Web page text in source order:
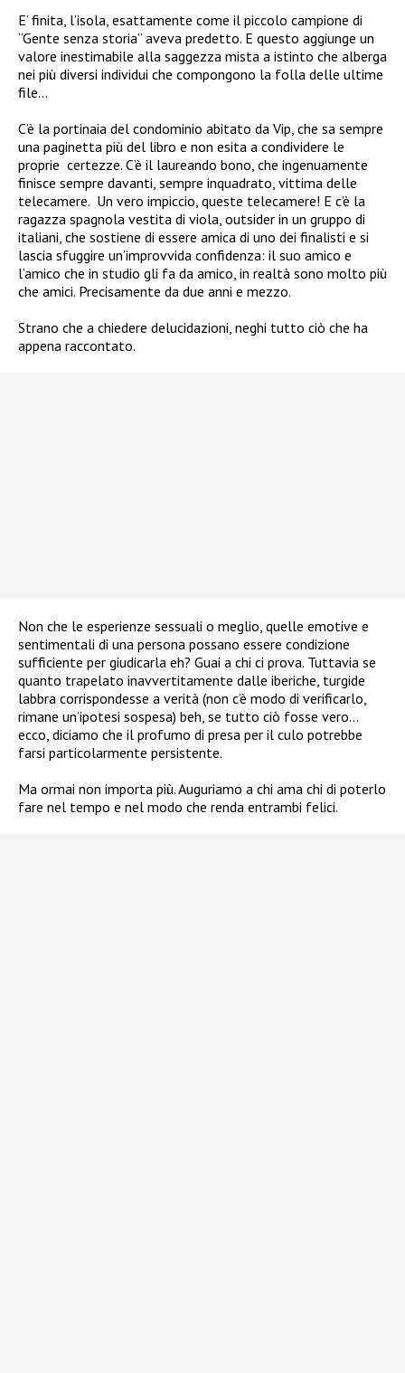
E’ finita, l’isola, esattamente come il piccolo campione di
“Gente senza storia” aveva predetto. E questo aggiunge un
valore inestimabile alla saggezza mista a istinto che alberga
nei più diversi individui che compongono la folla delle ultime
file…
C’è la portinaia del condominio abitato da Vip, che sa sempre
una paginetta più del libro e non esita a condividere le
proprie certezze. C’è il laureando bono, che ingenuamente
finisce sempre davanti, sempre inquadrato, vittima delle
telecamere. Un vero impiccio, queste telecamere! E c’è la
ragazza spagnola vestita di viola, outsider in un gruppo di
italiani, che sostiene di essere amica di uno dei finalisti e si
lascia sfuggire un’improvvida confidenza: il suo amico e
l’amico che in studio gli fa da amico, in realtà sono molto più
che amici. Precisamente da due anni e mezzo.
Strano che a chiedere delucidazioni, neghi tutto ciò che ha
appena raccontato.
Non che le esperienze sessuali o meglio, quelle emotive e
sentimentali di una persona possano essere condizione
sufficiente per giudicarla eh? Guai a chi ci prova. Tuttavia se
quanto trapelato inavvertitamente dalle iberiche, turgide
labbra corrispondesse a verità (non c’è modo di verificarlo,
rimane un’ipotesi sospesa) beh, se tutto ciò fosse vero…
ecco, diciamo che il profumo di presa per il culo potrebbe
farsi particolarmente persistente.
Ma ormai non importa più. Auguriamo a chi ama chi di poterlo
fare nel tempo e nel modo che renda entrambi felici.